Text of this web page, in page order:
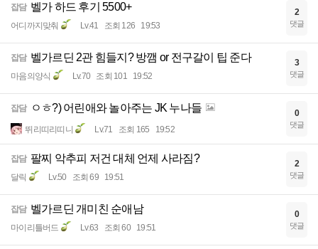
잡담 벨가 하드 후기 5500+
어디까지맞춰 Lv.41 조회 126 19:53
2
댓글
잡담 벨가르딘 2관 힘들지? 방깸 or 전구갈이 팁 준다
마음의양식 Lv.70 조회 101 19:52
3
댓글
잡담 ㅇㅎ?) 어린애와 놀아주는 JK 누나들
뛰리띠리띠니 Lv.71 조회 165 19:52
0
댓글
잡담 팔찌 악추피 저건 대체 언제 사라짐?
달릭 Lv.50 조회 69 19:51
2
댓글
잡담 벨가르딘 개미친 순애남
마이리틀버드 Lv.63 조회 60 19:51
0
댓글